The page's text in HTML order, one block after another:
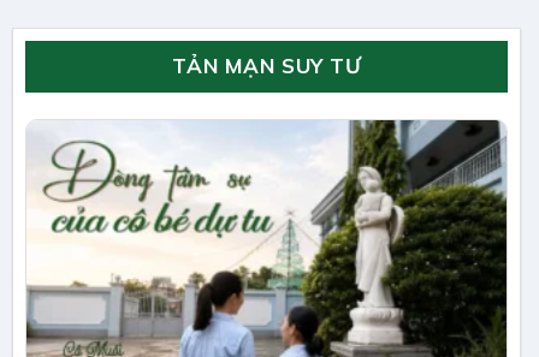
TẢN MẠN SUY TƯ